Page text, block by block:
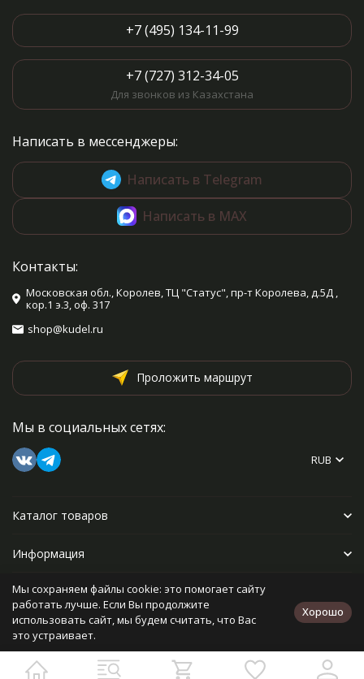
+7 (495) 134-11-99
+7 (727) 312-34-05
Для звонков из Казахстана
Написать в мессенджеры:
Написать в Telegram
Написать в MAX
Контакты:
Московская обл., Королев, ТЦ "Статус", пр-т Королева, д.5Д ,
кор.1 э.3, оф. 317
shop@kudel.ru
Проложить маршрут
Мы в социальных сетях:
RUB
Каталог товаров
Информация
Прочее
Политика персональных данных
Разработано в
bodysite.ru
Мы сохраняем файлы cookie: это помогает сайту
работать лучше. Если Вы продолжите
использовать сайт, мы будем считать, что Вас
это устраивает.
Хорошо